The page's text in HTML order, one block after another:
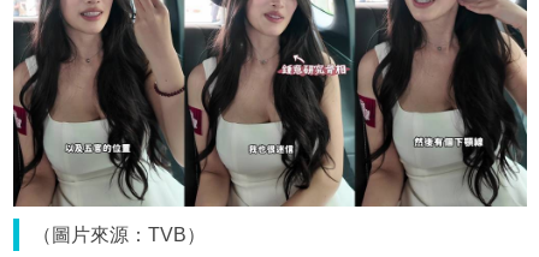
（圖片來源：TVB）